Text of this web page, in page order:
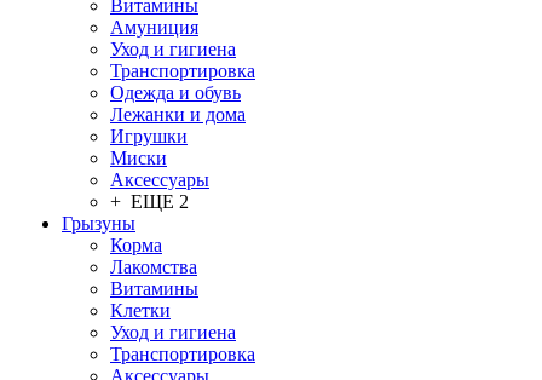
Витамины
Амуниция
Уход и гигиена
Транспортировка
Одежда и обувь
Лежанки и дома
Игрушки
Миски
Аксессуары
+ ЕЩЕ 2
Грызуны
Корма
Лакомства
Витамины
Клетки
Уход и гигиена
Транспортировка
Аксессуары